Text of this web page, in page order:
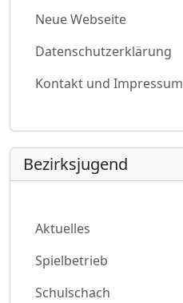
Neue Webseite
Datenschutzerklärung
Kontakt und Impressum
Bezirksjugend
Aktuelles
Spielbetrieb
Schulschach